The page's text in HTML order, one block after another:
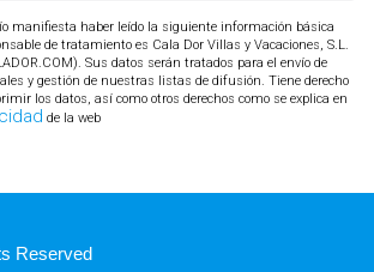
manifiesta haber leído la siguiente información básica
de tratamiento es Cala Dor Villas y Vacaciones, S.L.
Sus datos serán tratados para el envío de
y gestión de nuestras listas de difusión. Tiene derecho
los datos, así como otros derechos como se explica en
de la web
Reserved